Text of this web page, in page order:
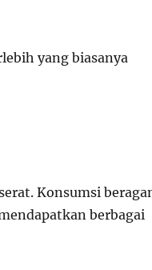
yang biasanya
Konsumsi
berbagai